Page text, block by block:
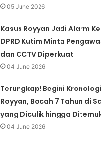
05 June 2026
Kasus Royyan Jadi Alarm
DPRD Kutim Minta
dan CCTV Diperkuat
04 June 2026
Terungkap! Begini
Royyan, Bocah 7 Tahun di
yang Diculik hingga
04 June 2026